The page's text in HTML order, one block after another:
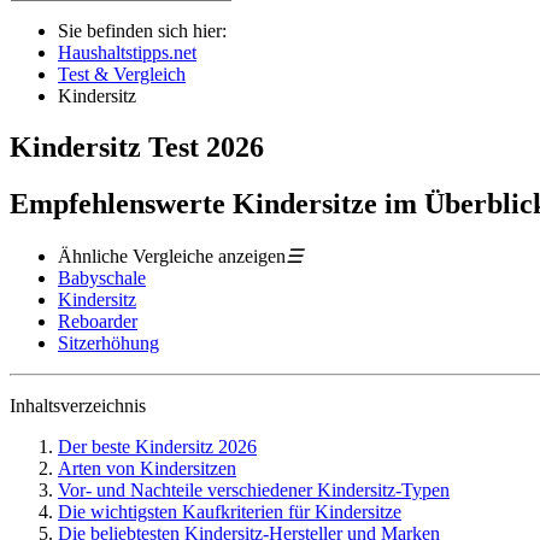
Sie befinden sich hier:
Haushaltstipps.net
Test & Vergleich
Kindersitz
Kindersitz Test 2026
Empfehlenswerte Kindersitze im
Ähnliche Vergleiche anzeigen☰
Babyschale
Kindersitz
Reboarder
Sitzerhöhung
Inhaltsverzeichnis
Der beste Kindersitz 2026
Arten von Kindersitzen
Vor- und Nachteile verschiedener Kindersitz-Typen
Die wichtigsten Kaufkriterien für Kindersitze
Die beliebtesten Kindersitz-Hersteller und Marken